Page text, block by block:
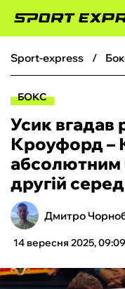
ФУТБОЛ
БОКС
ХОКЕЙ
ТЕНІС
КІБЕРСПОРТ
sport-express
БОКС
Усик вгадав
Кроуфорд –
абсолютним
другій
Дмитро
14 вересня 2025, 09:09